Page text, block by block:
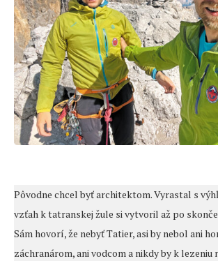
Pôvodne chcel byť architektom. Vyrastal s
vzťah k tatranskej žule si vytvoril až po
Sám hovorí, že nebyť Tatier, asi by nebol ani
záchranárom, ani vodcom a nikdy by k lezeniu